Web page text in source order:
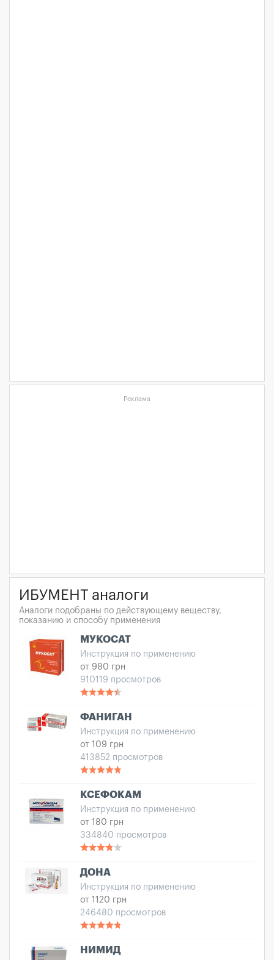
Реклама
ИБУМЕНТ аналоги
Аналоги подобраны по действующему веществу,
показанию и способу применения
МУКОСАТ
Инструкция по применению
от 980 грн
910119 просмотров
ФАНИГАН
Инструкция по применению
от 109 грн
413852 просмотров
КСЕФОКАМ
Инструкция по применению
от 180 грн
334840 просмотров
ДОНА
Инструкция по применению
от 1120 грн
246480 просмотров
НИМИД